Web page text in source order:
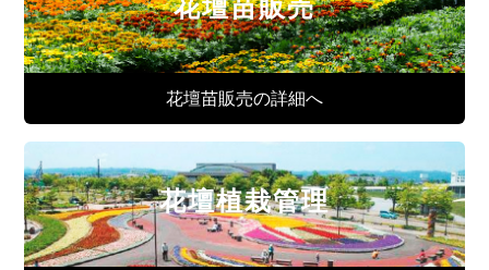
花壇苗販売
花壇苗販売の詳細へ
花壇植栽管理